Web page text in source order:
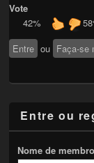
Vote
42%
Entre ou Faça-se
Entre ou
Nome de